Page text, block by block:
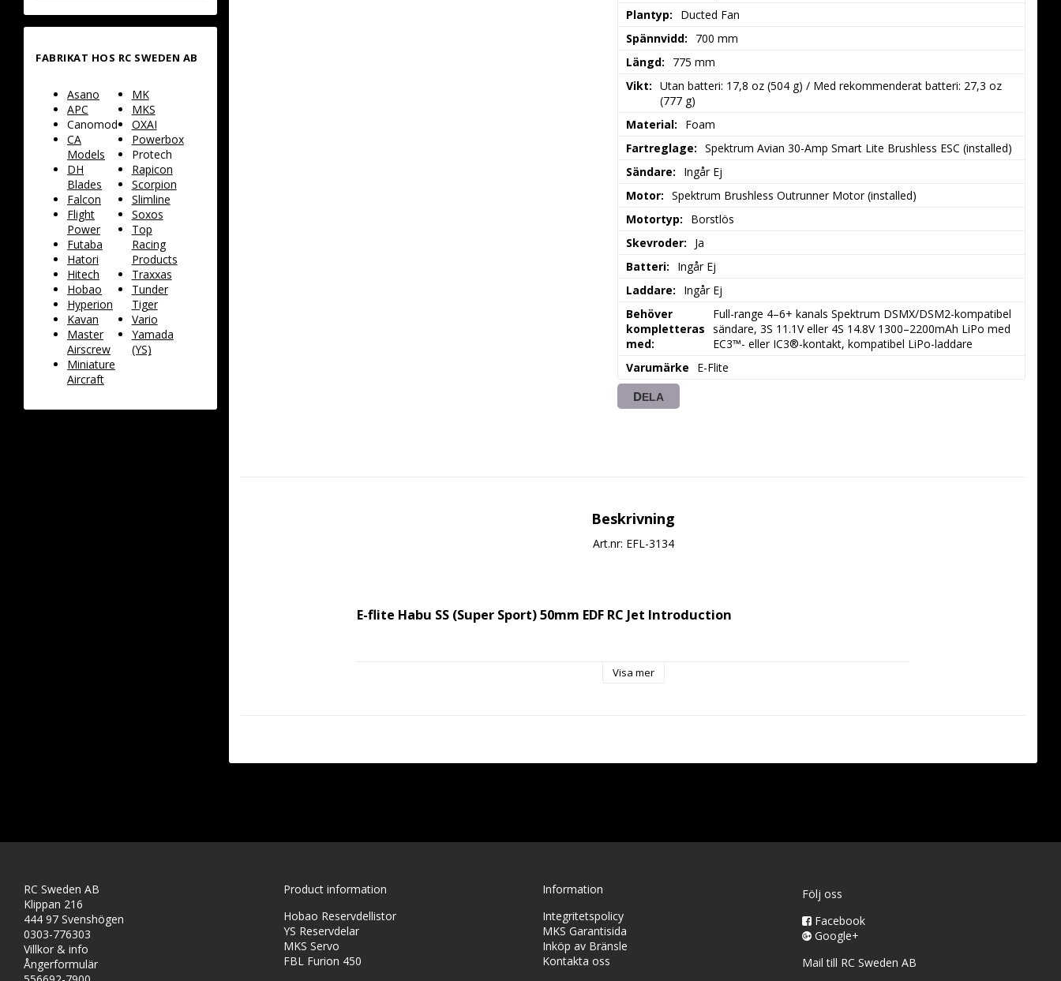
FABRIKAT HOS RC SWEDEN AB
Asano
APC
Canomod
CA
Models
DH
Blades
Falcon
Flight
Power
Futaba
Hatori
Hitech
Hobao
Hyperion
Kavan
Master
Airscrew
Miniature
Aircraft
MK
MKS
OXAI
Powerbox
Protech
Rapicon
Scorpion
Slimline
Soxos
Top
Racing
Products
Traxxas
Tunder
Tiger
Vario
Yamada
(YS)
Plantyp:
Ducted Fan
Spännvidd:
700 mm
Längd:
775 mm
Vikt: Utan batteri: 17,8 oz (504 g) / Med rekommenderat batteri: 27,3 oz
(777 g)
Material:
Foam
Fartreglage: Spektrum Avian 30-Amp Smart Lite Brushless ESC (installed)
Sändare:
Ingår Ej
Motor: Spektrum Brushless Outrunner Motor (installed)
Motortyp:
Borstlös
Skevroder:
Ja
Batteri:
Ingår Ej
Laddare:
Ingår Ej
Behöver
kompletteras
med:
Full-range 4–6+ kanals Spektrum DSMX/DSM2-kompatibel
sändare, 3S 11.1V eller 4S 14.8V 1300–2200mAh LiPo med
EC3™- eller IC3®-kontakt, kompatibel LiPo-laddare
Varumärke
E-Flite
DELA
Beskrivning
Art.nr: EFL-3134
E-flite Habu SS (Super Sport) 50mm EDF RC Jet Introduction
Based on one of the best first and high-performance EDF (Electric Ducted Fan) sport jet platforms ever
extremely common and popular 1300–2200mAh batteries. Both versions include a Spektrum Avian 30-amp
E-flite Habu SS (Super Sport) 50mm EDF RC Jet Overview
Visa mer
RC Sweden AB
Klippan 216
444 97 Svenshögen
0303-776303
Villkor & info
Ångerformulär
Product information
Hobao Reservdellistor
YS Reservdelar
MKS Servo
FBL Furion 450
Information
Integritetspolicy
MKS Garantisida
Inköp av Bränsle
Kontakta oss
Följ oss
Facebook
Google+
Mail till RC Sweden AB